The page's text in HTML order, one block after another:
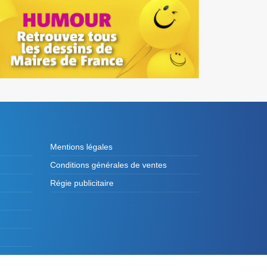
Mentions légales
Conditions générales de ventes
Régie publicitaire